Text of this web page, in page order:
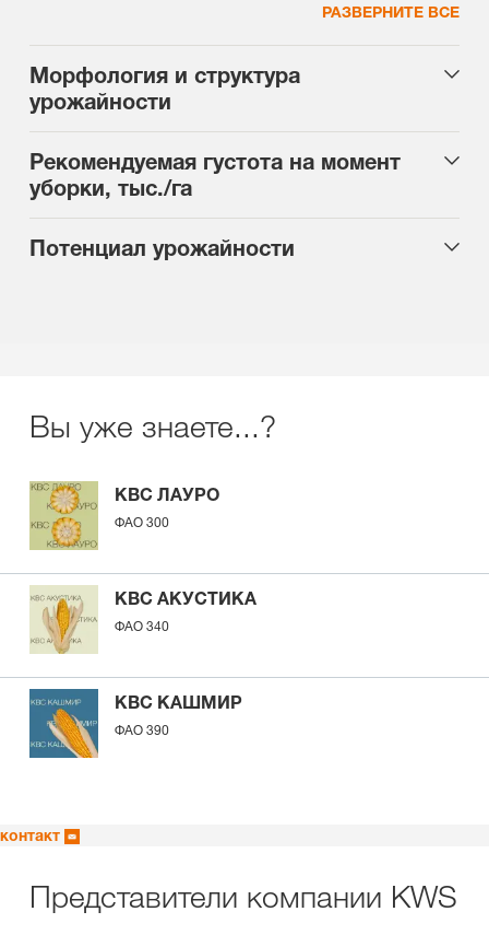
РАЗВЕРНИТЕ ВСЕ
Морфология и структура
урожайности
Рекомендуемая густота на момент
уборки, тыс./га
Потенциал урожайности
Вы уже знаете...?
КВС ЛАУРО
ФАО 300
КВС АКУСТИКА
ФАО 340
КВС КАШМИР
ФАО 390
контакт
Представители компании KWS